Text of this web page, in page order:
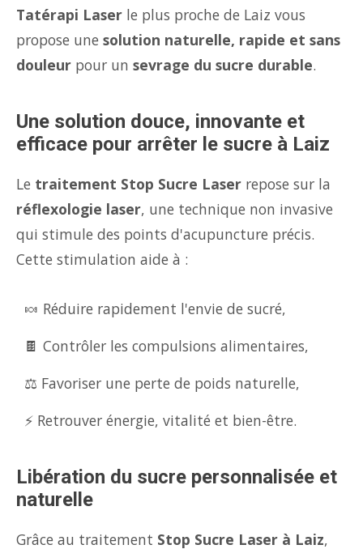
Tatérapi Laser le plus proche de Laiz vous
propose une solution naturelle, rapide et sans
douleur pour un sevrage du sucre durable.
Une solution douce, innovante et
efficace pour arrêter le sucre à Laiz
Le traitement Stop Sucre Laser repose sur la
réflexologie laser, une technique non invasive
qui stimule des points d'acupuncture précis.
Cette stimulation aide à :
🍬 Réduire rapidement l'envie de sucré,
🍫 Contrôler les compulsions alimentaires,
⚖️ Favoriser une perte de poids naturelle,
⚡ Retrouver énergie, vitalité et bien-être.
Libération du sucre personnalisée et
naturelle
Grâce au traitement Stop Sucre Laser à Laiz,